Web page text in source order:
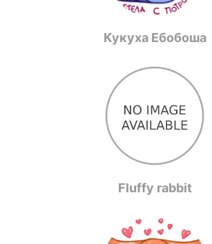
Кукуха Ебобоша
Fluffy rabbit